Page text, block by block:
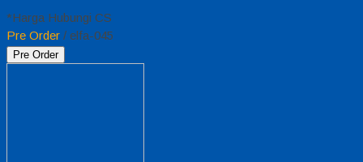
*Harga Hubungi CS
Pre Order / elfa-045
Pre Order